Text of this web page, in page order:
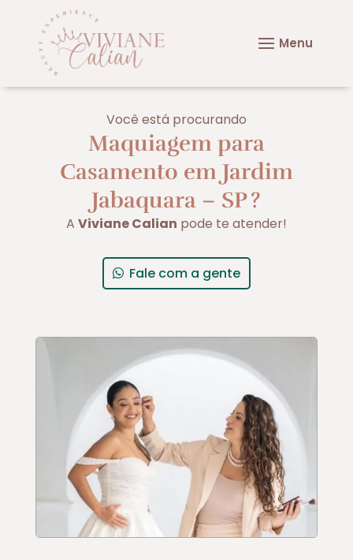
Você está procurando
Maquiagem para
Casamento em Jardim
Jabaquara – SP?
A Viviane Calian pode te atender!
Fale com a gente